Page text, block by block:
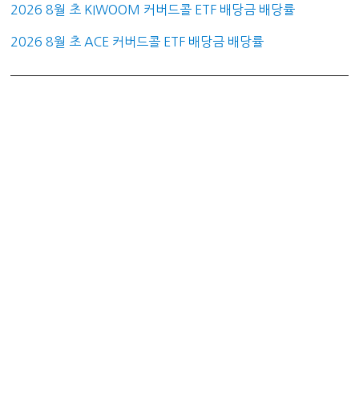
2026 8월 초 KIWOOM 커버드콜 ETF 배당금 배당률
2026 8월 초 ACE 커버드콜 ETF 배당금 배당률